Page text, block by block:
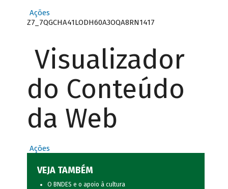
Ações
Z7_7QGCHA41LODH60A3OQA8RN1417
Visualizador
do Conteúdo
da Web
Ações
VEJA TAMBÉM
O BNDES e o apoio à cultura